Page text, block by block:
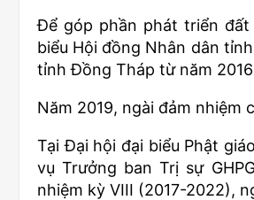
Để góp phần phát triển
biểu Hội đồng Nhân dân
tỉnh Đồng Tháp từ năm
Năm 2019, ngài đảm nhiệm
Tại Đại hội đại biểu Phật
vụ Trưởng ban Trị sự
nhiệm kỳ VIII (2017-2022),